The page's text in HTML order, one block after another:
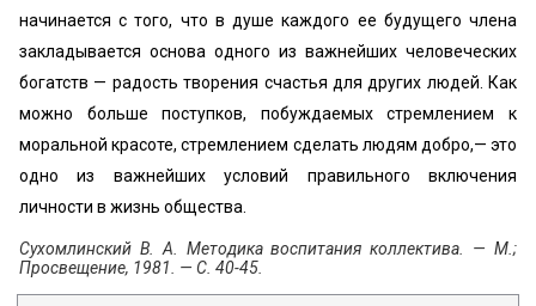
начинается с того, что в душе каждого ее будущего члена
закладывается основа одного из важнейших человеческих
богатств — радость творения счастья для других людей. Как
можно больше поступков, побуждаемых стремлением к
моральной красоте, стремлением сделать людям добро,— это
одно из важнейших условий правильного включения
личности в жизнь общества.
Сухомлинский В. А. Методика воспитания коллектива. — М.;
Просвещение, 1981. — С. 40-45.